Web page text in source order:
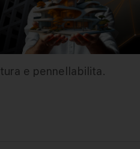
e pennellabilita.